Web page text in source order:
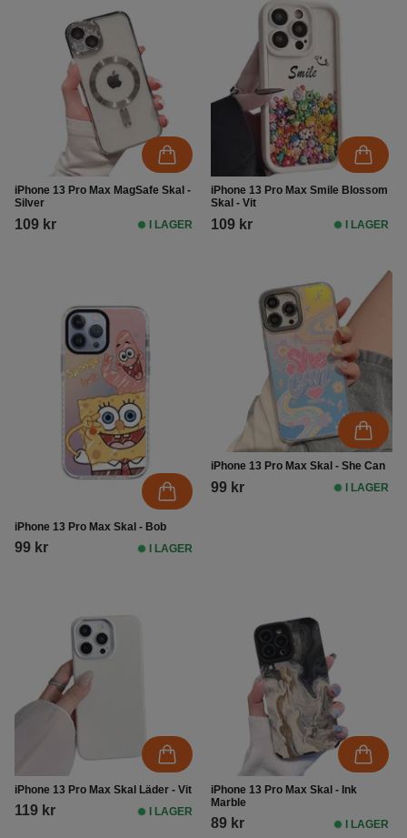
iPhone 13 Pro Max MagSafe Skal -
Silver
109 kr I LAGER
iPhone 13 Pro Max Smile Blossom
Skal - Vit
109 kr I LAGER
iPhone 13 Pro Max Skal - Bob
99 kr I LAGER
iPhone 13 Pro Max Skal - She Can
99 kr I LAGER
iPhone 13 Pro Max Skal Läder - Vit
119 kr I LAGER
iPhone 13 Pro Max Skal - Ink
Marble
89 kr I LAGER